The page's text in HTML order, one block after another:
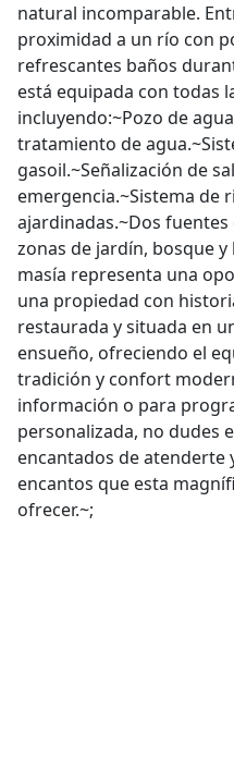
natural incomparable.
proximidad a un río con
refrescantes baños
está equipada con todas
incluyendo:~Pozo de
tratamiento de
gasoil.~Señalización de
emergencia.~Sistema de
ajardinadas.~Dos
zonas de jardín, bosque
masía representa una
una propiedad con
restaurada y situada en
ensueño, ofreciendo el
tradición y confort
información o para
personalizada, no dudes
encantados de
encantos que esta
ofrecer.~;